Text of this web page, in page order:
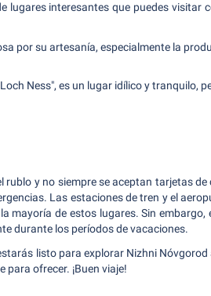
lugares interesantes que puedes visitar
por su artesanía, especialmente la
Ness", es un lugar idílico y tranquilo,
rublo y no siempre se aceptan tarjetas
Las estaciones de tren y el
mayoría de estos lugares. Sin embargo,
durante los períodos de vacaciones.
listo para explorar Nizhni
para ofrecer. ¡Buen viaje!